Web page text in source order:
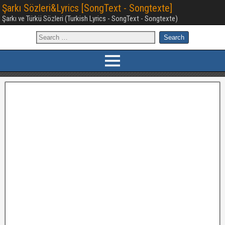
Şarkı Sözleri&Lyrics [SongText - Songtexte]
Şarkı ve Türkü Sözleri (Turkish Lyrics - SongText - Songtexte)